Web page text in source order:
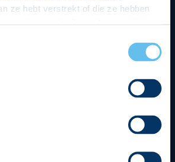
ze hebt verstrekt of die ze hebben
wijze. Je kunt je toestemming
en cookieverklaring pagina.